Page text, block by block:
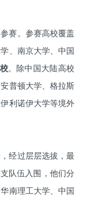
赛。参赛高校覆盖
、南京大学、中国
。除中国大陆高校
普顿大学、格拉斯
利诺伊大学等境外
经过层层选拔，最
队伍入围，他们分
南理工大学、中国